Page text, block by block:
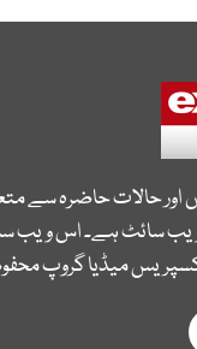
اور حالات حاضرہ سے
سائٹ ہے۔ اس ویب
میڈیا گروپ